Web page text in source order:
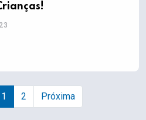
1 2 Próxima